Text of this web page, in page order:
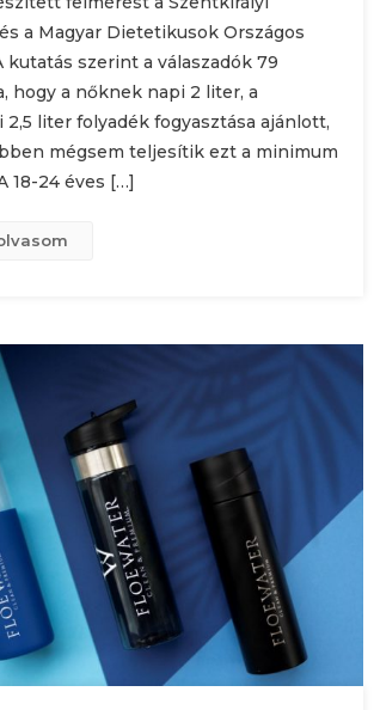
a Magyar Dietetikusok Országos
szerint a válaszadók 79
hogy a nőknek napi 2 liter, a
liter folyadék fogyasztása ajánlott,
mégsem teljesítik ezt a minimum
18-24 éves […]